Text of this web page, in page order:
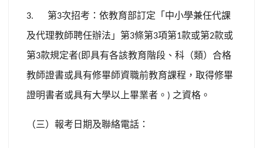
3. 第3次招考：依教育部訂定「中小學兼任代課
及代理教師聘任辦法」第3條第3項第1款或第2款或
第3款規定者( 即具有各該教育階段、科（類）合格
教師證書或具有修畢師資職前教育課程，取得修畢
證明書者或具有大學以上畢業者。 ) 之資格。
（三）報考日期及聯絡電話：